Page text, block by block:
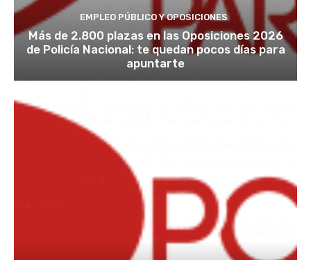
EMPLEO PÚBLICO Y OPOSICIONES
Más de 2.800 plazas en las Oposiciones 2026
de Policía Nacional: te quedan pocos días para
apuntarte